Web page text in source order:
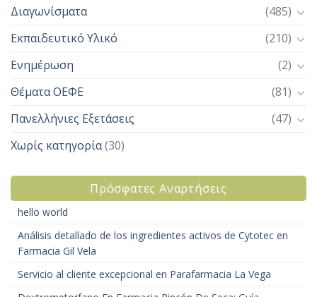
Διαγωνίσματα
(485)
Εκπαιδευτικό Υλικό
(210)
Ενημέρωση
(2)
Θέματα ΟΕΦΕ
(81)
Πανελλήνιες Εξετάσεις
(47)
Χωρίς κατηγορία(30)
Πρόσφατες Αναρτήσεις
hello world
Análisis detallado de los ingredientes activos de Cytotec en
Farmacia Gil Vela
Servicio al cliente excepcional en Parafarmacia La Vega